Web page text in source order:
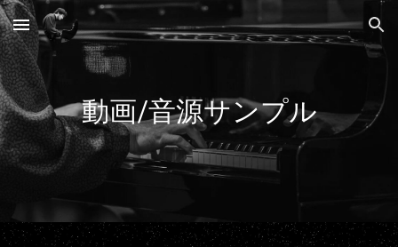
Skip to main content Skip to navigation
動画/音源サンプル